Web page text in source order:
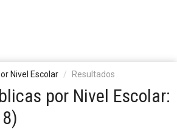
Nivel Escolar Resultados
por Nivel Escolar: